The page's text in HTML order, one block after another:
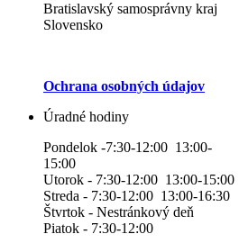
Bratislavský samosprávny kraj
Slovensko
Ochrana osobných údajov
Úradné hodiny
Pondelok -7:30-12:00 13:00-
15:00
Utorok - 7:30-12:00 13:00-15:00
Streda - 7:30-12:00 13:00-16:30
Štvrtok - Nestránkový deň
Piatok - 7:30-12:00